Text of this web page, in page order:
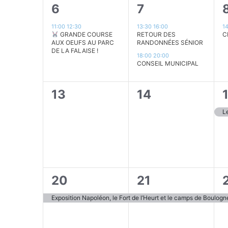
1
évènement,
6
11:00 12:30
GRANDE COURSE
AUX OEUFS AU PARC
DE LA FALAISE !
2
évènements,
7
13:30 16:00
RETOUR DES
RANDONNÉES SÉNIOR
18:00 20:00
CONSEIL MUNICIPAL
1
0
13
0
14
1
1
évènement,
20
Exposition Napoléon, le Fort de l’Heurt et le camps de
1
évènement,
21
1